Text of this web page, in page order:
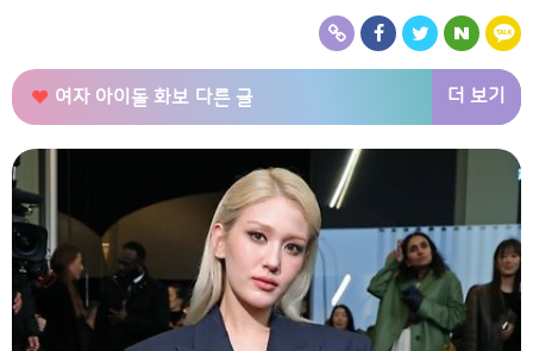
여자 아이돌 화보 다른 글 더 보기